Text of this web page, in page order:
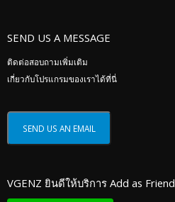
SEND US A MESSAGE
ติดต่อสอบถามเพิ่มเติม
เกี่ยวกับโปรแกรมของเราได้ที่นี่
VGENZ ยินดีให้บริการ Add as Friend